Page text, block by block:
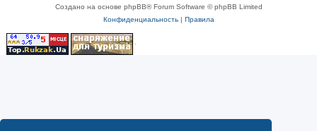
Создано на основе phpBB® Forum Software © phpBB Limited
Конфиденциальность| Правила